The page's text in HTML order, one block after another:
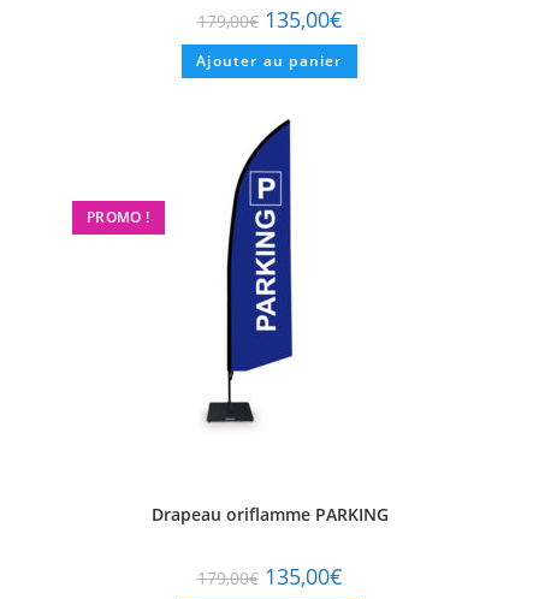
179,00€ 135,00€
Ajouter au panier
PROMO !
Drapeau oriflamme PARKING
179,00€ 135,00€